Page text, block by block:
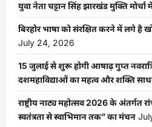
युवा नेता चट्टान सिंह झारखंड मुक्ति मोर्चा
बिरहोर भाषा को संरक्षित करने में लगे है
July 24, 2026
15 जुलाई से शुरू होगी आषाढ़ गुप्त
दशमहाविद्याओं का महत्व और शक्ति
राष्ट्रीय नाट्य महोत्सव 2026 के अंतर्गत
स्वतंत्रता से स्वाभिमान तक” का मंचन